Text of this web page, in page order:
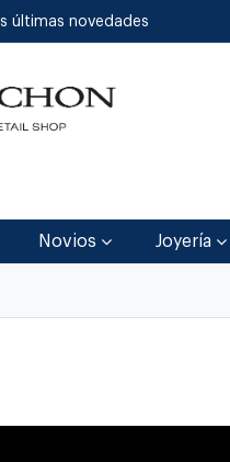
últimas novedades
Novios Joyería